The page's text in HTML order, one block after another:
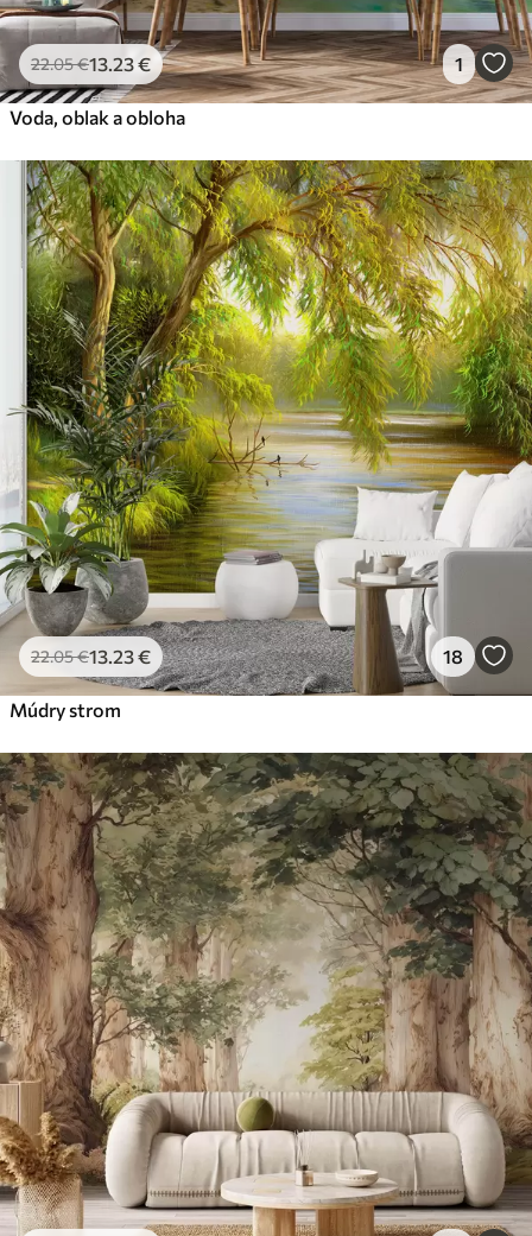
22.05€13.23€ 1
Voda, oblak a obloha
22.05€13.23€ 18
Múdry strom